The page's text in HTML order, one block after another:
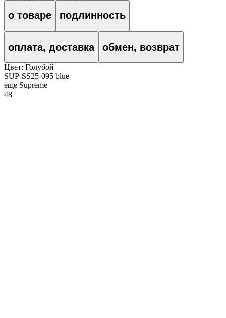
о товаре подлинность
оплата, доставка обмен, возврат
Цвет: Голубой
SUP-SS25-095 blue
еще Supreme
48